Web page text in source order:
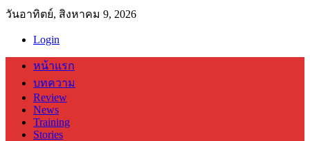
วันอาทิตย์, สิงหาคม 9, 2026
Login
หน้าแรก
บทความ
Review
News
Training
Stories